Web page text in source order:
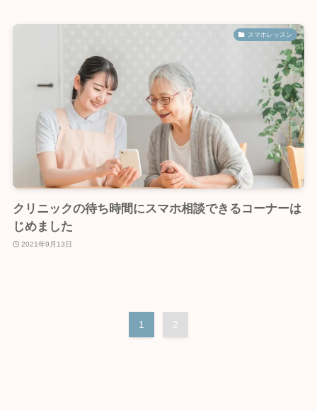
スマホレッスン
クリニックの待ち時間にスマホ相談できるコーナーは
じめました
2021年9月13日
1 2